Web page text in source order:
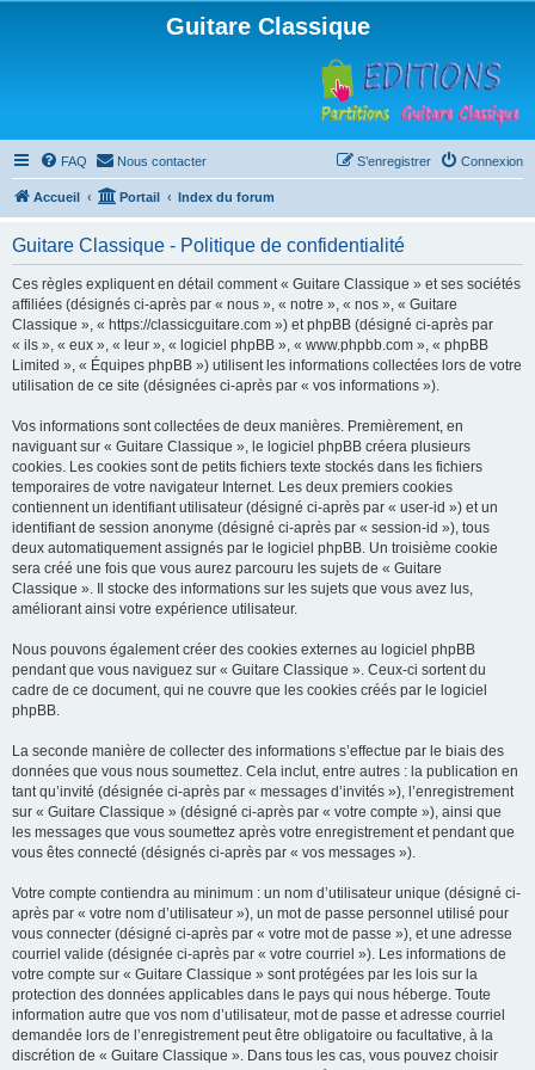
Guitare Classique
FAQ Nous contacter Connexion
S’enregistrer
Accueil Portail Index du forum
Guitare Classique - Politique de confidentialité
Ces règles expliquent en détail comment « Guitare Classique » et ses sociétés
affiliées (désignés ci-après par « nous », « notre », « nos », « Guitare
Classique », « https://classicguitare.com ») et phpBB (désigné ci-après par
« ils », « eux », « leur », « logiciel phpBB », « www.phpbb.com », « phpBB
Limited », « Équipes phpBB ») utilisent les informations collectées lors de votre
utilisation de ce site (désignées ci-après par « vos informations »).
Vos informations sont collectées de deux manières. Premièrement, en
naviguant sur « Guitare Classique », le logiciel phpBB créera plusieurs
cookies. Les cookies sont de petits fichiers texte stockés dans les fichiers
temporaires de votre navigateur Internet. Les deux premiers cookies
contiennent un identifiant utilisateur (désigné ci-après par « user-id ») et un
identifiant de session anonyme (désigné ci-après par « session-id »), tous
deux automatiquement assignés par le logiciel phpBB. Un troisième cookie
sera créé une fois que vous aurez parcouru les sujets de « Guitare
Classique ». Il stocke des informations sur les sujets que vous avez lus,
améliorant ainsi votre expérience utilisateur.
Nous pouvons également créer des cookies externes au logiciel phpBB
pendant que vous naviguez sur « Guitare Classique ». Ceux-ci sortent du
cadre de ce document, qui ne couvre que les cookies créés par le logiciel
phpBB.
La seconde manière de collecter des informations s’effectue par le biais des
données que vous nous soumettez. Cela inclut, entre autres : la publication en
tant qu’invité (désignée ci-après par « messages d’invités »), l’enregistrement
sur « Guitare Classique » (désigné ci-après par « votre compte »), ainsi que
les messages que vous soumettez après votre enregistrement et pendant que
vous êtes connecté (désignés ci-après par « vos messages »).
Votre compte contiendra au minimum : un nom d’utilisateur unique (désigné ci-
après par « votre nom d’utilisateur »), un mot de passe personnel utilisé pour
vous connecter (désigné ci-après par « votre mot de passe »), et une adresse
courriel valide (désignée ci-après par « votre courriel »). Les informations de
votre compte sur « Guitare Classique » sont protégées par les lois sur la
protection des données applicables dans le pays qui nous héberge. Toute
information autre que vos nom d’utilisateur, mot de passe et adresse courriel
demandée lors de l’enregistrement peut être obligatoire ou facultative, à la
discrétion de « Guitare Classique ». Dans tous les cas, vous pouvez choisir